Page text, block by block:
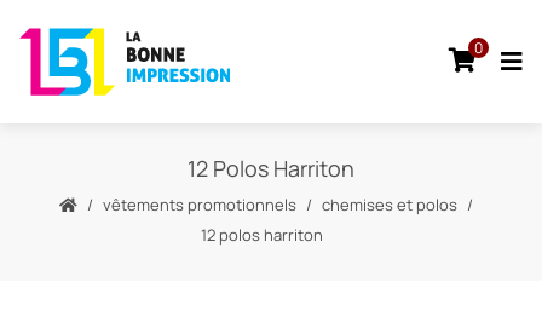
0
12 Polos Harriton
vêtements promotionnels
chemises et polos
12 polos harriton